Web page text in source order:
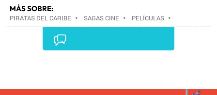
MÁS SOBRE:
PIRATAS DEL CARIBE • SAGAS CINE • PELÍCULAS •